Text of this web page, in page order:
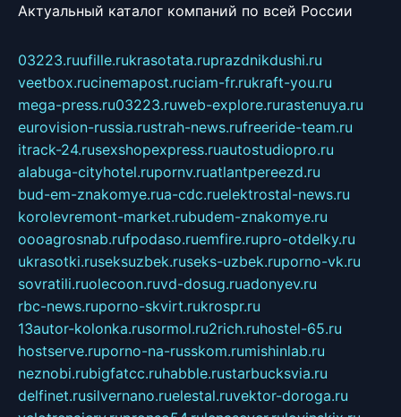
Актуальный каталог компаний по всей России
03223.ruufille.rukrasotata.ruprazdnikdushi.ru
veetbox.rucinemapost.ruciam-fr.rukraft-you.ru
mega-press.ru03223.ruweb-explore.rurastenuya.ru
eurovision-russia.rustrah-news.rufreeride-team.ru
itrack-24.rusexshopexpress.ruautostudiopro.ru
alabuga-cityhotel.rupornv.ruatlantpereezd.ru
bud-em-znakomye.rua-cdc.ruelektrostal-news.ru
korolevremont-market.rubudem-znakomye.ru
oooagrosnab.rufpodaso.ruemfire.rupro-otdelky.ru
ukrasotki.ruseksuzbek.ruseks-uzbek.ruporno-vk.ru
sovratili.ruolecoon.ruvd-dosug.ruadonyev.ru
rbc-news.ruporno-skvirt.rukrospr.ru
13autor-kolonka.rusormol.ru2rich.ruhostel-65.ru
hostserve.ruporno-na-russkom.rumishinlab.ru
neznobi.rubigfatcc.ruhabble.rustarbucksvia.ru
delfinet.rusilvernano.ruelestal.ruvektor-doroga.ru